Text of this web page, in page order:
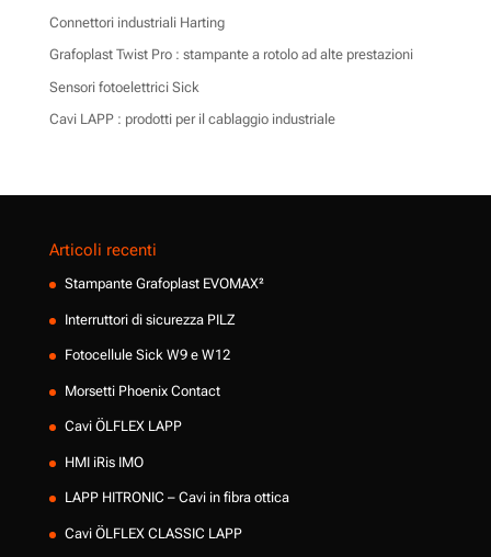
Connettori industriali Harting
Grafoplast Twist Pro : stampante a rotolo ad alte prestazioni
Sensori fotoelettrici Sick
Cavi LAPP : prodotti per il cablaggio industriale
Articoli recenti
Stampante Grafoplast EVOMAX²
Interruttori di sicurezza PILZ
Fotocellule Sick W9 e W12
Morsetti Phoenix Contact
Cavi ÖLFLEX LAPP
HMI iRis IMO
LAPP HITRONIC – Cavi in fibra ottica
Cavi ÖLFLEX CLASSIC LAPP